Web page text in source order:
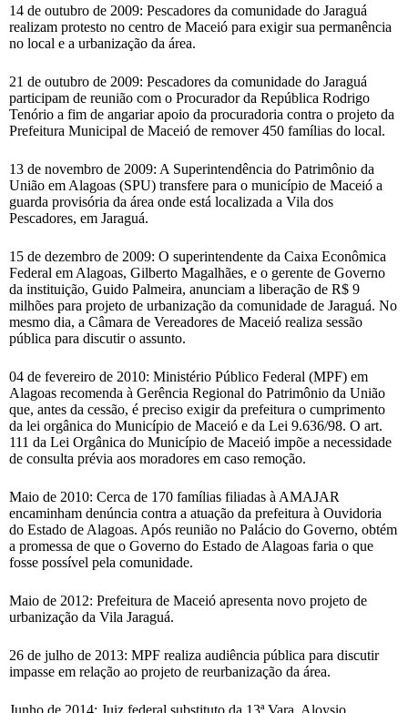
14 de outubro de 2009: Pescadores da comunidade do Jaraguá
realizam protesto no centro de Maceió para exigir sua permanência
no local e a urbanização da área.
21 de outubro de 2009: Pescadores da comunidade do Jaraguá
participam de reunião com o Procurador da República Rodrigo
Tenório a fim de angariar apoio da procuradoria contra o projeto da
Prefeitura Municipal de Maceió de remover 450 famílias do local.
13 de novembro de 2009: A Superintendência do Patrimônio da
União em Alagoas (SPU) transfere para o município de Maceió a
guarda provisória da área onde está localizada a Vila dos
Pescadores, em Jaraguá.
15 de dezembro de 2009: O superintendente da Caixa Econômica
Federal em Alagoas, Gilberto Magalhães, e o gerente de Governo
da instituição, Guido Palmeira, anunciam a liberação de R$ 9
milhões para projeto de urbanização da comunidade de Jaraguá. No
mesmo dia, a Câmara de Vereadores de Maceió realiza sessão
pública para discutir o assunto.
04 de fevereiro de 2010: Ministério Público Federal (MPF) em
Alagoas recomenda à Gerência Regional do Patrimônio da União
que, antes da cessão, é preciso exigir da prefeitura o cumprimento
da lei orgânica do Município de Maceió e da Lei 9.636/98. O art.
111 da Lei Orgânica do Município de Maceió impõe a necessidade
de consulta prévia aos moradores em caso remoção.
Maio de 2010: Cerca de 170 famílias filiadas à AMAJAR
encaminham denúncia contra a atuação da prefeitura à Ouvidoria
do Estado de Alagoas. Após reunião no Palácio do Governo, obtém
a promessa de que o Governo do Estado de Alagoas faria o que
fosse possível pela comunidade.
Maio de 2012: Prefeitura de Maceió apresenta novo projeto de
urbanização da Vila Jaraguá.
26 de julho de 2013: MPF realiza audiência pública para discutir
impasse em relação ao projeto de reurbanização da área.
Junho de 2014: Juiz federal substituto da 13ª Vara, Aloysio